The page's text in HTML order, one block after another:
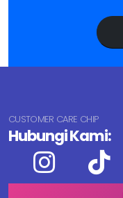
CUSTOMER CARE CHIP
Hubungi Kami: